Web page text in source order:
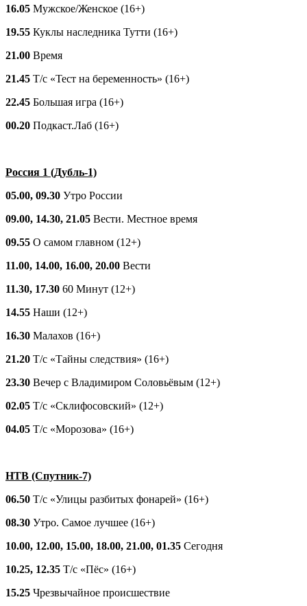
16.05 Мужское/Женское (16+)
19.55 Куклы наследника Тутти (16+)
21.00 Время
21.45 Т/с «Тест на беременность» (16+)
22.45 Большая игра (16+)
00.20 Подкаст.Лаб (16+)
Россия 1 (Дубль-1)
05.00, 09.30 Утро России
09.00, 14.30, 21.05 Вести. Местное время
09.55 О самом главном (12+)
11.00, 14.00, 16.00, 20.00 Вести
11.30, 17.30 60 Минут (12+)
14.55 Наши (12+)
16.30 Малахов (16+)
21.20 Т/с «Тайны следствия» (16+)
23.30 Вечер с Владимиром Соловьёвым (12+)
02.05 Т/с «Склифосовский» (12+)
04.05 Т/с «Морозова» (16+)
НТВ (Спутник-7)
06.50 Т/с «Улицы разбитых фонарей» (16+)
08.30 Утро. Самое лучшее (16+)
10.00, 12.00, 15.00, 18.00, 21.00, 01.35 Сегодня
10.25, 12.35 Т/с «Пёс» (16+)
15.25 Чрезвычайное происшествие